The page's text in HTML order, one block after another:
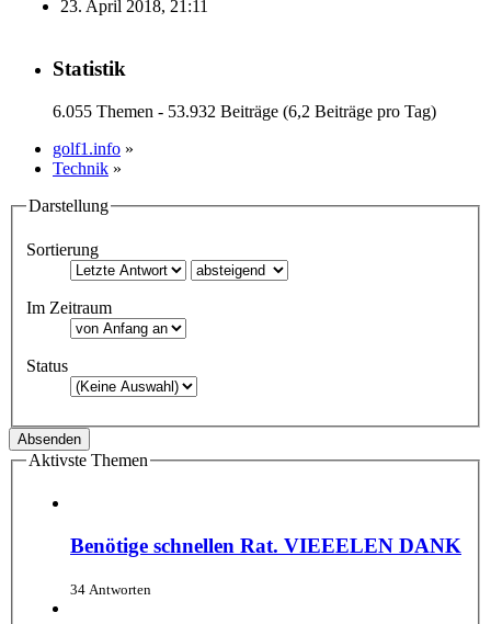
23. April 2018, 21:11
Statistik
6.055 Themen - 53.932 Beiträge (6,2 Beiträge pro Tag)
golf1.info »
Technik »
Darstellung
Sortierung
Im Zeitraum
Status
Aktivste Themen
Benötige schnellen Rat. VIEEELEN DANK
34 Antworten